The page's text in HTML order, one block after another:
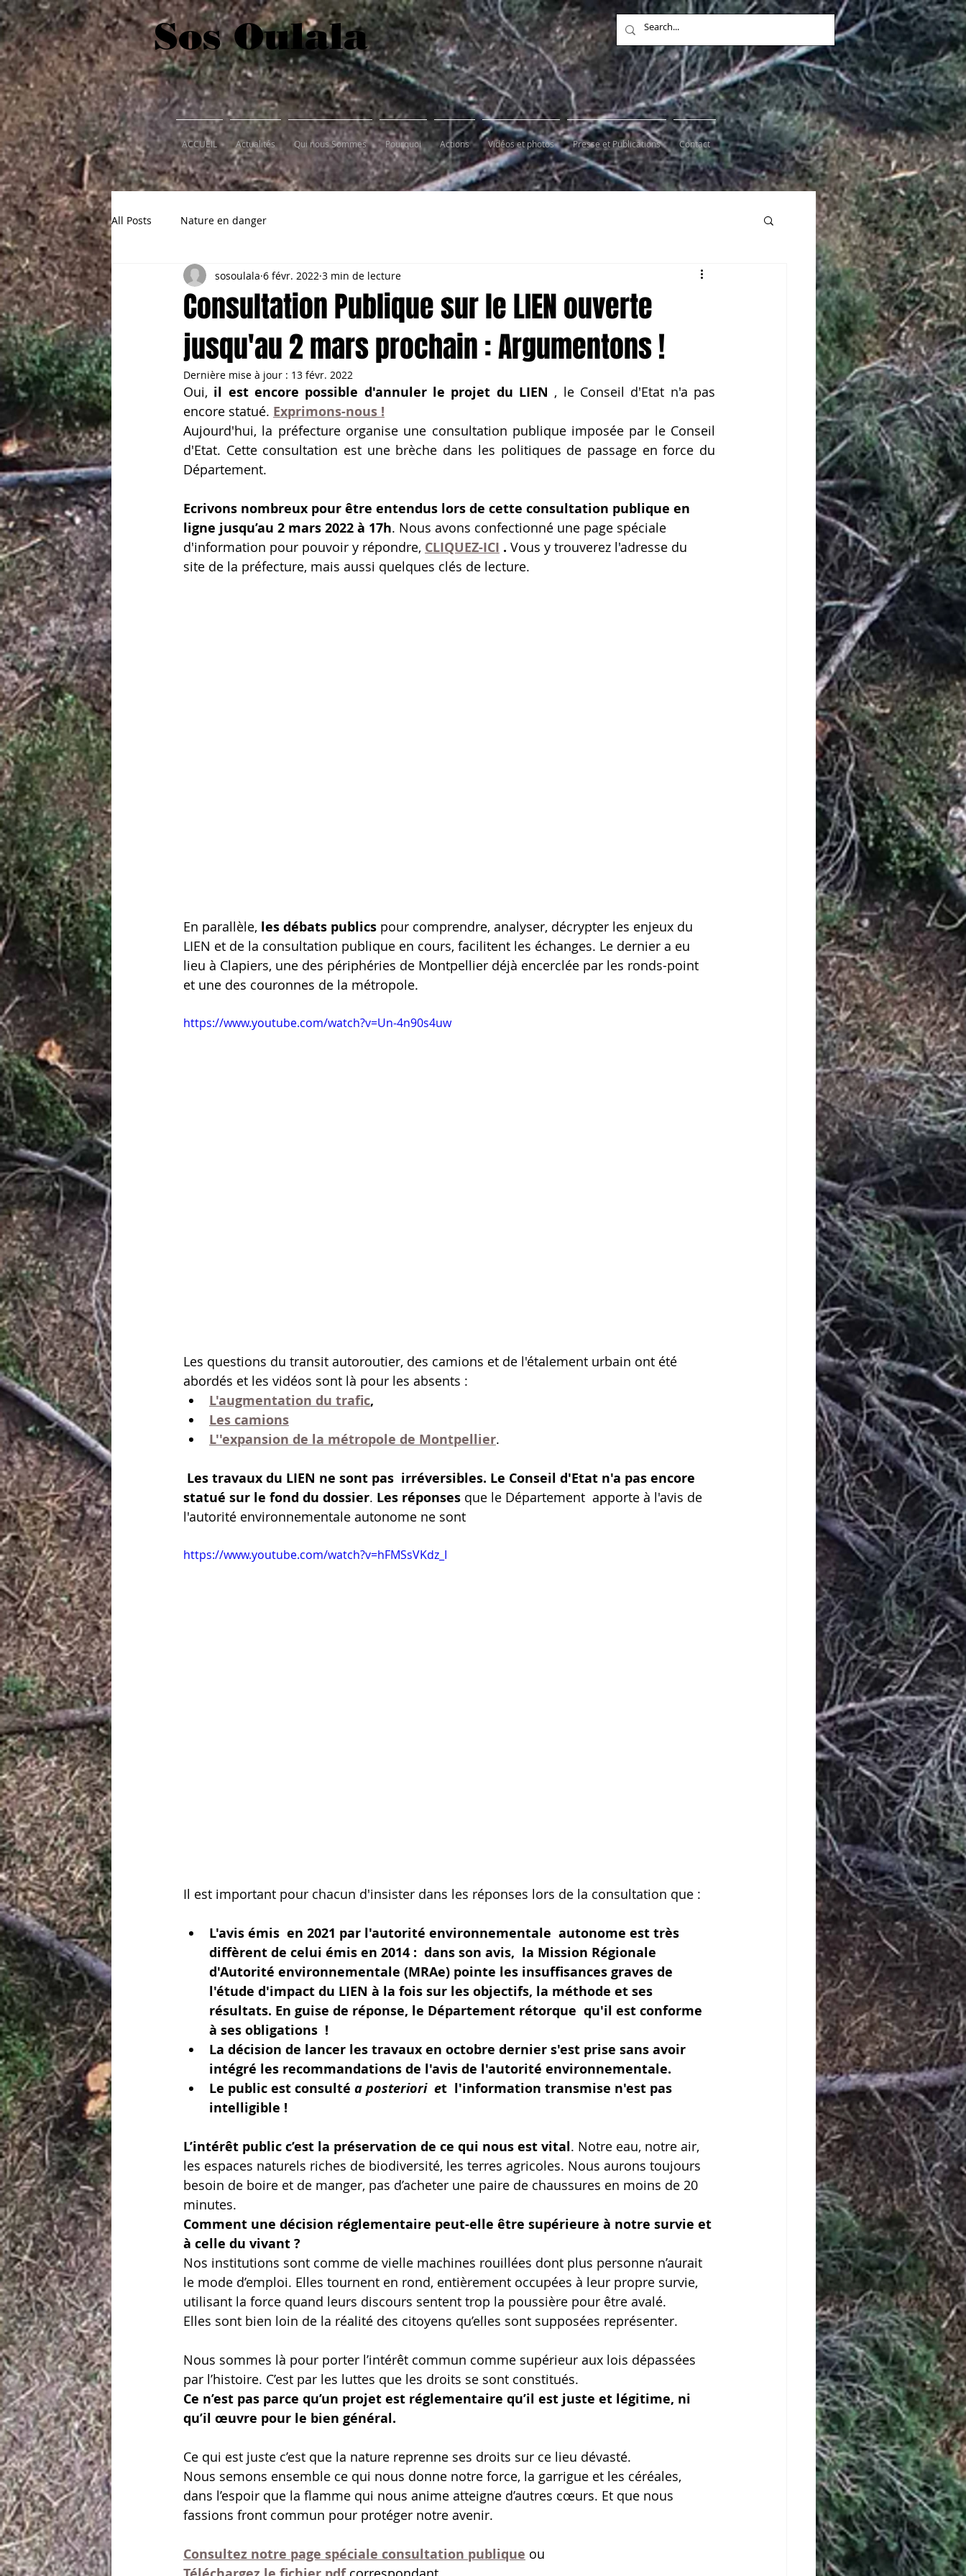
Sos Oulala
ACCUEIL Actualités Qui nous Sommes Pourquoi Actions Vidéos et photos Presse et Publications Contact
All Posts Nature en danger
Consultation Publique sur le LIEN ouverte
jusqu'au 2 mars prochain : Argumentons !
sosoulala 6 févr. 2022 3 min de lecture
Dernière mise à jour : 13 févr. 2022
Oui, il est encore possible d'annuler le projet du LIEN , le Conseil d'Etat n'a pas
encore statué. Exprimons-nous !
Aujourd'hui, la préfecture organise une consultation publique imposée par le Conseil
d'Etat. Cette consultation est une brèche dans les politiques de passage en force du
Département.
Ecrivons nombreux pour être entendus lors de cette consultation publique en
ligne jusqu’au 2 mars 2022 à 17h. Nous avons confectionné une page spéciale
d'information pour pouvoir y répondre, CLIQUEZ-ICI . Vous y trouverez l'adresse du
site de la préfecture, mais aussi quelques clés de lecture.
En parallèle, les débats publics pour comprendre, analyser, décrypter les enjeux du
LIEN et de la consultation publique en cours, facilitent les échanges. Le dernier a eu
lieu à Clapiers, une des périphéries de Montpellier déjà encerclée par les ronds-point
et une des couronnes de la métropole.
https://www.youtube.com/watch?v=Un-4n90s4uw
Les questions du transit autoroutier, des camions et de l'étalement urbain ont été
abordés et les vidéos sont là pour les absents :
L'augmentation du trafic,
Les camions
L''expansion de la métropole de Montpellier.
Les travaux du LIEN ne sont pas  irréversibles. Le Conseil d'Etat n'a pas encore
statué sur le fond du dossier. Les réponses que le Département  apporte à l'avis de
l'autorité environnementale autonome ne sont
https://www.youtube.com/watch?v=hFMSsVKdz_I
Il est important pour chacun d'insister dans les réponses lors de la consultation que :
L'avis émis  en 2021 par l'autorité environnementale  autonome est très
diffèrent de celui émis en 2014 :  dans son avis,  la Mission Régionale
d'Autorité environnementale (MRAe) pointe les insuffisances graves de
l'étude d'impact du LIEN à la fois sur les objectifs, la méthode et ses
résultats. En guise de réponse, le Département rétorque  qu'il est conforme
à ses obligations  !
La décision de lancer les travaux en octobre dernier s'est prise sans avoir
intégré les recommandations de l'avis de l'autorité environnementale.
Le public est consulté a posteriori  et  l'information transmise n'est pas
intelligible !
L’intérêt public c’est la préservation de ce qui nous est vital. Notre eau, notre air,
les espaces naturels riches de biodiversité, les terres agricoles. Nous aurons toujours
besoin de boire et de manger, pas d’acheter une paire de chaussures en moins de 20
minutes.
Comment une décision réglementaire peut-elle être supérieure à notre survie et
à celle du vivant ?
Nos institutions sont comme de vielle machines rouillées dont plus personne n’aurait
le mode d’emploi. Elles tournent en rond, entièrement occupées à leur propre survie,
utilisant la force quand leurs discours sentent trop la poussière pour être avalé.
Elles sont bien loin de la réalité des citoyens qu’elles sont supposées représenter.
Nous sommes là pour porter l’intérêt commun comme supérieur aux lois dépassées
par l’histoire. C’est par les luttes que les droits se sont constitués.
Ce n’est pas parce qu’un projet est réglementaire qu’il est juste et légitime, ni
qu’il œuvre pour le bien général.
Ce qui est juste c’est que la nature reprenne ses droits sur ce lieu dévasté.
Nous semons ensemble ce qui nous donne notre force, la garrigue et les céréales,
dans l’espoir que la flamme qui nous anime atteigne d’autres cœurs. Et que nous
fassions front commun pour protéger notre avenir.
Consultez notre page spéciale consultation publique ou